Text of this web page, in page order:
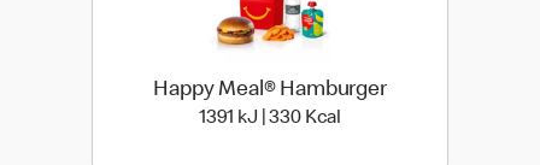
Happy Meal® Hamburger
1391 kJ | 330 Kcal